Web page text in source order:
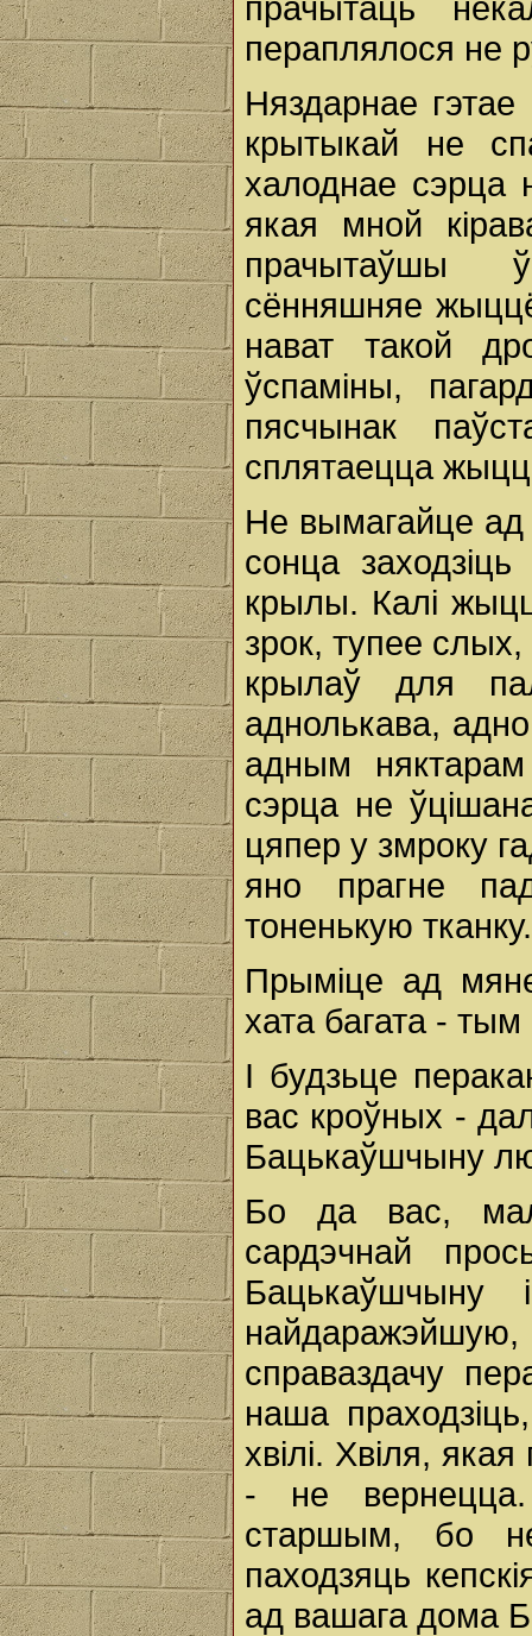
пераплялося не
Няздарнае
крытыкай не
халоднае сэрца
якая мной
прачытаўшы
сённяшняе
нават такой
ўспаміны,
пясчынак
сплятаецца
Не вымагайце ад
сонца
крылы. Калі
зрок, тупее
крылаў для
аднолькава,
адным
сэрца не
цяпер у змроку
яно прагне
тоненькую тканку.
Прыміце ад
хата багата -
І будзьце
вас кроўных -
Бацькаўшчыну
Бо да вас,
сардэчнай
справаздачу
наша
хвілі. Хвіля,
- не
старшым, бо
паходзяць
ад вашага дома